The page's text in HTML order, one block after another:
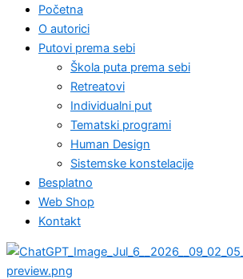
Početna
O autorici
Putovi prema sebi
Škola puta prema sebi
Retreatovi
Individualni put
Tematski programi
Human Design
Sistemske konstelacije
Besplatno
Web Shop
Kontakt